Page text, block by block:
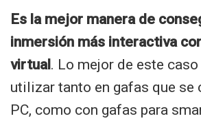
Es la mejor manera de
inmersión más interactiva
virtual. Lo mejor de este
utilizar tanto en gafas que se
PC, como con gafas para